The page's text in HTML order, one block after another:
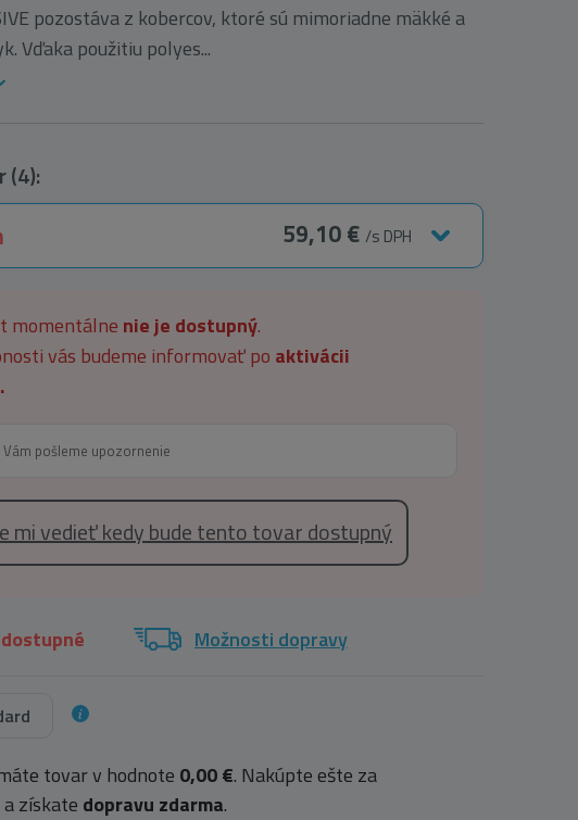
pozostáva z kobercov, ktoré sú mimoriadne mäkké a
Vďaka použitiu polyes...
(4):
59,10 € /s DPH
momentálne nie je dostupný.
vás budeme informovať po aktivácii
mi vedieť kedy bude tento tovar dostupný
Možnosti dopravy
tovar v hodnote 0,00 €. Nakúpte ešte za
a získate dopravu zdarma.